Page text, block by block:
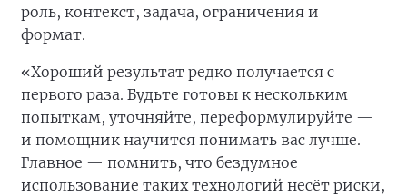
роль, контекст, задача, ограничения и
формат.
«Хороший результат редко получается с
первого раза. Будьте готовы к нескольким
попыткам, уточняйте, переформулируйте —
и помощник научится понимать вас лучше.
Главное — помнить, что бездумное
использование таких технологий несёт риски,